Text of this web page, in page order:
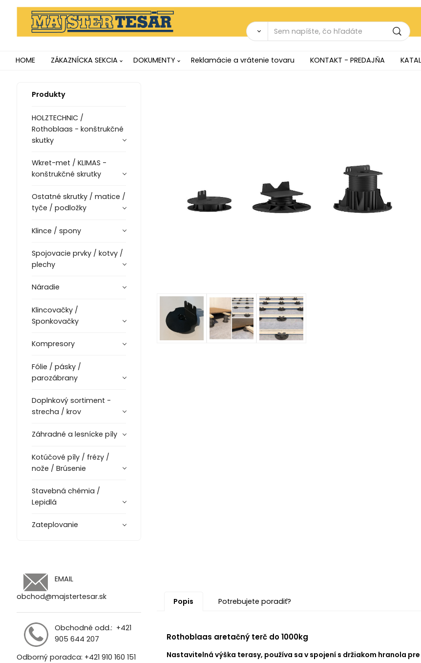
HOME ZÁKAZNÍCKA SEKCIA DOKUMENTY Reklamácie a vrátenie tovaru KONTAKT - PREDAJŇA
Produkty
HOLZTECHNIC /
Rothoblaas - konštrukčné
skutky
Wkret-met / KLIMAS -
konštrukčné skrutky
Ostatné skrutky / matice /
tyče / podložky
Klince / spony
Spojovacie prvky / kotvy /
plechy
Náradie
Klincovačky /
Sponkovačky
Kompresory
Fólie / pásky /
parozábrany
Doplnkový sortiment -
strecha / krov
Záhradné a lesnícke píly
Kotúčové píly / frézy /
nože / Brúsenie
Stavebná chémia /
Lepidlá
Zateplovanie
EMAIL
obchod@majstertesar.sk
Obchodné odd.: +421
905 644 207
Odborný poradca: +421 910 160 151
Popis Potrebujete poradiť?
Rothoblaas aretačný terč do 1000kg
Nastavitelná výška terasy, používa sa v spojení s držiakom hranola